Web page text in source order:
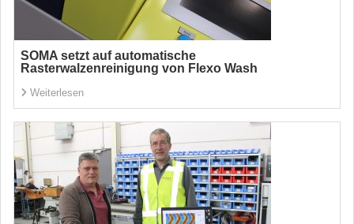
SOMA setzt auf automatische
Rasterwalzenreinigung von Flexo Wash
Weiterlesen